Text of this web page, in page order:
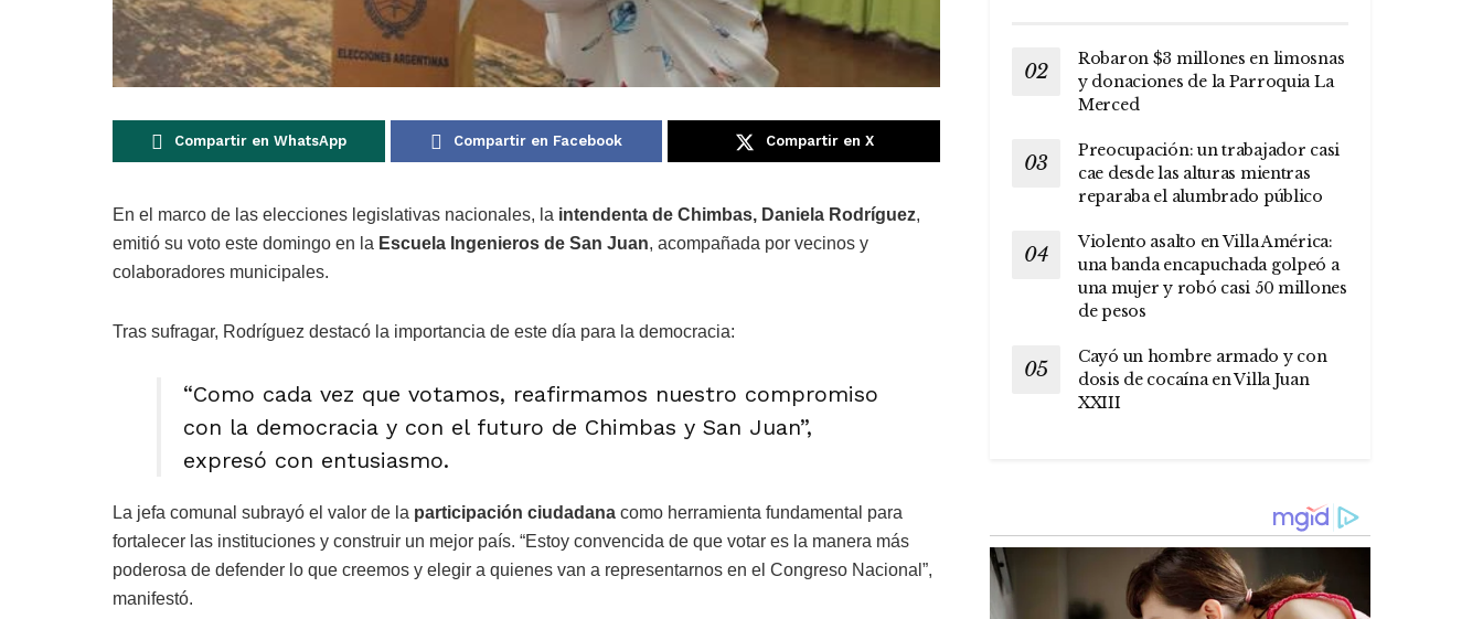
Compartir en WhatsApp Compartir en Facebook Compartir en X
En el marco de las elecciones legislativas nacionales, la intendenta de Chimbas, Daniela Rodríguez,
emitió su voto este domingo en la Escuela Ingenieros de San Juan, acompañada por vecinos y
colaboradores municipales.
Tras sufragar, Rodríguez destacó la importancia de este día para la democracia:
“Como cada vez que votamos, reafirmamos nuestro compromiso
con la democracia y con el futuro de Chimbas y San Juan”,
expresó con entusiasmo.
La jefa comunal subrayó el valor de la participación ciudadana como herramienta fundamental para
fortalecer las instituciones y construir un mejor país. “Estoy convencida de que votar es la manera más
poderosa de defender lo que creemos y elegir a quienes van a representarnos en el Congreso Nacional”,
manifestó.
Robaron $3 millones en limosnas
y donaciones de la Parroquia La
Merced
Preocupación: un trabajador casi
cae desde las alturas mientras
reparaba el alumbrado público
Violento asalto en Villa América:
una banda encapuchada golpeó a
una mujer y robó casi 50 millones
de pesos
Cayó un hombre armado y con
dosis de cocaína en Villa Juan
XXIII